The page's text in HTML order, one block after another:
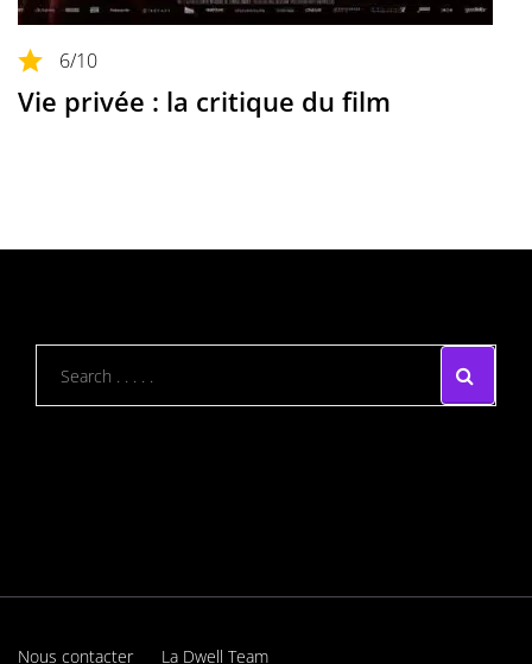
6/10
Vie privée : la critique du film
Nous contacter La Dwell Team